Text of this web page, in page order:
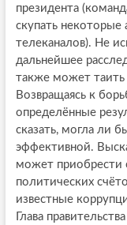
президента
скупать
телеканалов). Не
дальнейшее
также может
Возвращаясь к
определённые
сказать, могла ли
эффективной.
может приобрести
политических
известные
Глава